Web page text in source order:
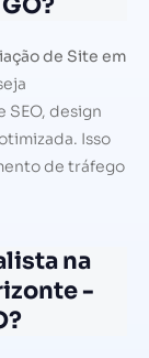
de Site em
SEO, design
Isso
de tráfego
na
-